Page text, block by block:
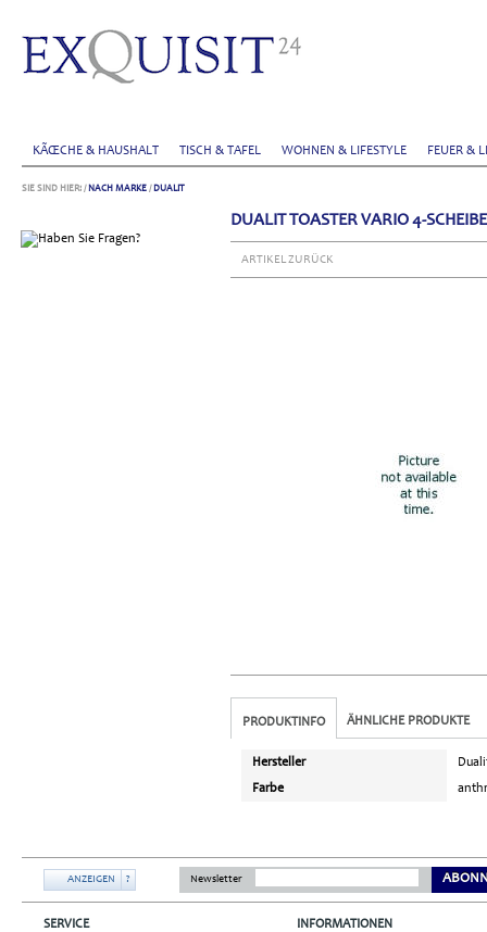
KÃŒCHE & HAUSHALT TISCH & TAFEL WOHNEN & LIFESTYLE FEUER &
SIE SIND HIER: / NACH MARKE / DUALIT
DUALIT TOASTER VARIO 4-
ARTIKEL ZURÜCK
PRODUKTINFO ÄHNLICHE PRODUKTE
Hersteller
Farbe
ANZEIGEN ? Newsletter
SERVICE
INFORMATIONEN